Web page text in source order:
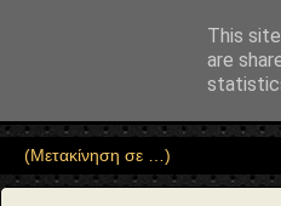
Αέναη
This
are